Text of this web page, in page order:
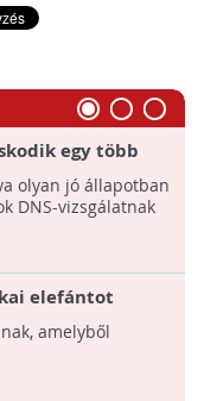
egy több
olyan jó állapotban
DNS-vizsgálatnak
elefántot
amelyből